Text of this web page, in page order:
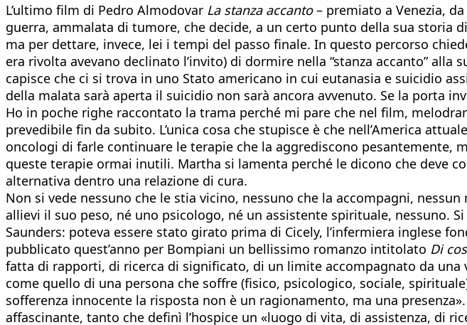
L’ultimo film di Pedro Almodovar La stanza accanto– premiato a Venezia,
guerra, ammalata di tumore, che decide, a un certo punto della sua
ma per dettare, invece, lei i tempi del passo finale. In questo percorso
era rivolta avevano declinato l’invito) di dormire nella “stanza accanto”
capisce che ci si trova in uno Stato americano in cui eutanasia e suicidio
della malata sarà aperta il suicidio non sarà ancora avvenuto. Se la porta
Ho in poche righe raccontato la trama perché mi pare che nel film,
prevedibile fin da subito. L’unica cosa che stupisce è che nell’America
oncologi di farle continuare le terapie che la aggrediscono pesantemente,
queste terapie ormai inutili. Martha si lamenta perché le dicono che deve
alternativa dentro una relazione di cura.
Non si vede nessuno che le stia vicino, nessuno che la accompagni,
allievi il suo peso, né uno psicologo, né un assistente spirituale, nessuno.
Saunders: poteva essere stato girato prima di Cicely, l’infermiera inglese
pubblicato quest’anno per Bompiani un bellissimo romanzo intitolato Di
fatta di rapporti, di ricerca di significato, di un limite accompagnato da
come quello di una persona che soffre (fisico, psicologico, sociale,
sofferenza innocente la risposta non è un ragionamento, ma una
affascinante, tanto che definì l’hospice un «luogo di vita, di assistenza, di